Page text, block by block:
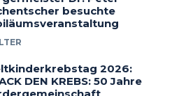
besuchte
2026:
DEN KREBS: 50 Jahre